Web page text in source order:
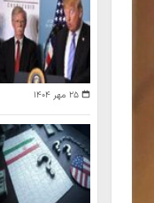
۲۵ مهر ۱۴۰۴